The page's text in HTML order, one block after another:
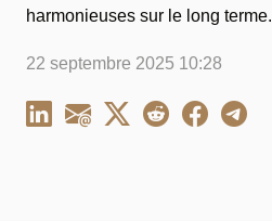
harmonieuses sur le long terme.
22 septembre 2025 10:28